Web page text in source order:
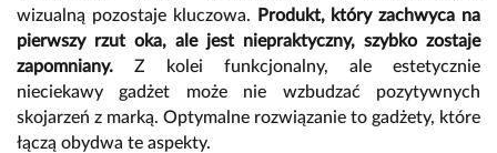
wizualną pozostaje kluczowa.
Produkt, który zachwyca na
pierwszy rzut oka, ale jest niepraktyczny, szybko zostaje
zapomniany. Z kolei funkcjonalny, ale estetycznie
nieciekawy gadżet może nie wzbudzać pozytywnych
skojarzeń z marką. Optymalne rozwiązanie to gadżety, które
łączą obydwa te aspekty.